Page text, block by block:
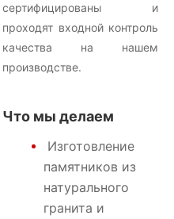
сертифицированы и
проходят входной контроль
качества на нашем
производстве.
Что мы делаем
Изготовление
памятников из
натурального
гранита и